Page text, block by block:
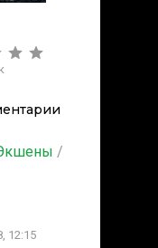
/
12:15